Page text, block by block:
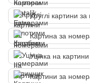
Круглі картини
Картина за
Уцінка на
Картини за